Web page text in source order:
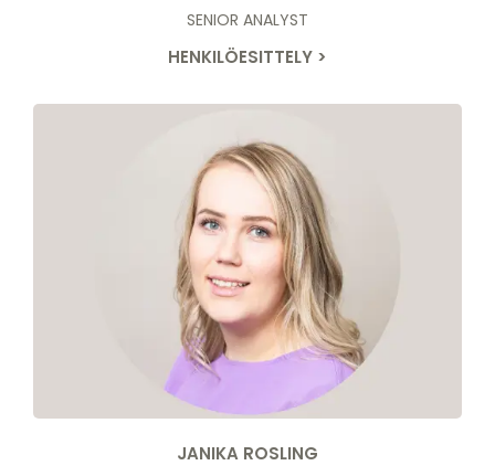
SENIOR ANALYST
HENKILÖESITTELY >
JANIKA ROSLING